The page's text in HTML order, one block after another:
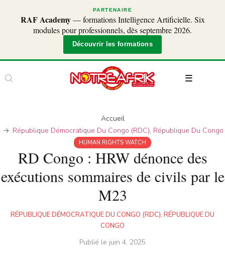
PARTENAIRE
RAF Academy— formations Intelligence Artificielle. Six
modules pour professionnels, dès septembre 2026.
Découvrir les formations
Accueil
République Démocratique Du Congo (RDC), République Du Congo
HUMAN RIGHTS WATCH
RD Congo : HRW dénonce des
exécutions sommaires de civils par le
M23
RÉPUBLIQUE DÉMOCRATIQUE DU CONGO (RDC), RÉPUBLIQUE DU
CONGO
Publié le juin 4, 2025